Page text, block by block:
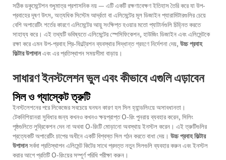
সঠিক ডকুমেন্টেশন শুধুমাত্র প্রশাসনিক নয় — এটি একটি রক্ষণাবেক্ষণ ইতিহাস তৈরি করে যা উপ-
প্রবাহের দূষণ উৎস, অত্যধিক সিস্টেম আর্দ্রতা বা এলিমেন্টের মূল ডিজাইন প্যারামিটারগুলির চেয়ে
বেশি অপারেটিং শর্তের কারণে এলিমেন্টের আয়ু সংক্ষিপ্ত হওয়ার মতো প্যাটার্নগুলি চিহ্নিত করতে
সাহায্য করে। এই তথ্যটি ভবিষ্যতে এলিমেন্টের স্পেসিফিকেশন, হাউজিং ডিজাইন এবং এলিমেন্টকে
রক্ষা করে এমন উপ-প্রবাহ প্রি-ফিল্ট্রেশন ব্যবস্থার সিদ্ধান্ত গ্রহণে নির্দেশনা দেয়, উচ্চ প্রবাহ
ফিল্টার উপাদানএবং এর প্রতিস্থাপন সময়সীমা বাড়ায়।
সাধারণ ইনস্টলেশন ভুল এবং কীভাবে এগুলি এড়াবেন
সিল ও গ্যাস্কেট ত্রুটি
ইনস্টলেশনের পরে লিকেজের সবচেয়ে ঘনঘন কারণ হল সিল হ্যান্ডলিংয়ে অসাবধানতা।
টেকনিশিয়ানরা সুবিধার জন্য কখনও কখনও ক্ষয়প্রাপ্ত O-রিং পুনরায় ব্যবহার করেন, সিলিং
পৃষ্ঠগুলিতে লুব্রিকেশন দেন না অথবা O-রিংটি মোড়ানো অবস্থায় ইনস্টল করেন। এই ত্রুটিগুলির
প্রত্যেকটি অপারেটিং চাপের অধীনে একটি বিশ্বস্ত সিল গঠন করতে বাধা দেয়। উচ্চ প্রবাহ ফিল্টার
উপাদানসর্বদা প্রতিস্থাপন এলিমেন্ট কিটের সাথে প্রদত্ত নতুন সিলগুলি ব্যবহার করুন এবং ইনস্টল
করার আগে প্রতিটি O-রিংয়ের সম্পূর্ণ পরিধি পরীক্ষা করুন।